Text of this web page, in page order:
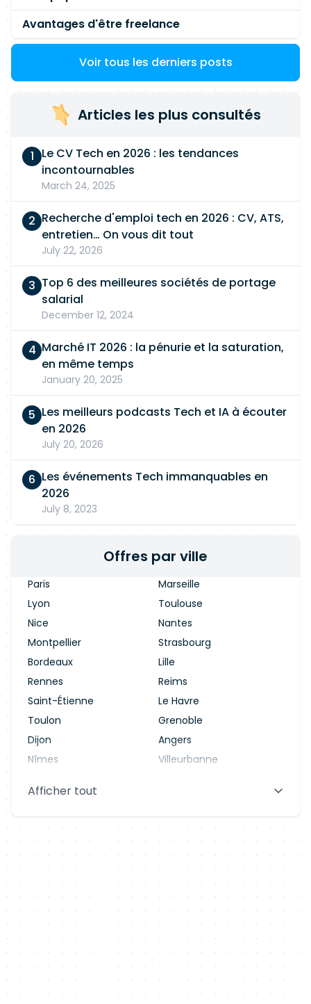
Avantages d'être freelance
Voir tous les derniers posts
Articles les plus consultés
Le CV Tech en 2026 : les tendances
incontournables
March 24, 2025
Recherche d'emploi tech en 2026 : CV, ATS,
entretien… On vous dit tout
July 22, 2026
Top 6 des meilleures sociétés de portage
salarial
December 12, 2024
Marché IT 2026 : la pénurie et la saturation,
en même temps
January 20, 2025
Les meilleurs podcasts Tech et IA à écouter
en 2026
July 20, 2026
Les événements Tech immanquables en
2026
July 8, 2023
Offres par ville
Paris
Marseille
Lyon
Toulouse
Nice
Nantes
Montpellier
Strasbourg
Bordeaux
Lille
Rennes
Reims
Saint-Étienne
Le Havre
Toulon
Grenoble
Dijon
Angers
Nîmes
Villeurbanne
Aix-en-Provence
Afficher tout